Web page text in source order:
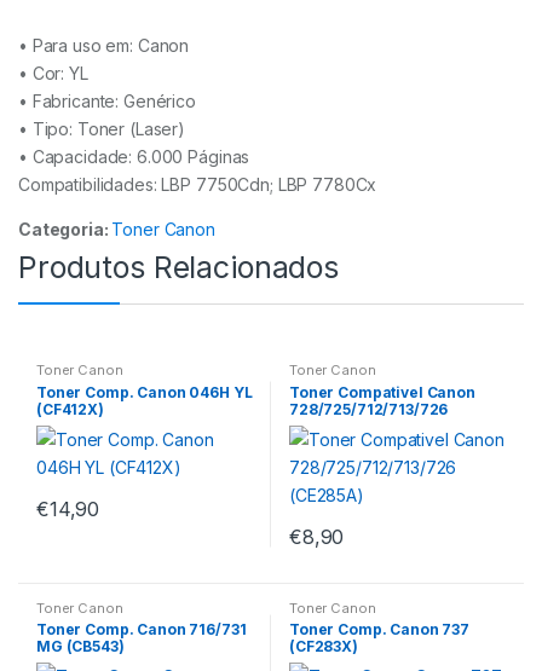
• Para uso em: Canon
• Cor: YL
• Fabricante:Genérico
• Tipo: Toner (Laser)
• Capacidade:6.000 Páginas
Compatibilidades: LBP 7750Cdn; LBP 7780Cx
Categoria: Toner Canon
Produtos Relacionados
Toner Canon
Toner Comp. Canon 046H YL
(CF412X)
€14,90
Toner Canon
Toner Compativel Canon
728/725/712/713/726
(CE285A)
€8,90
Toner Canon
Toner Comp. Canon 716/731
MG (CB543)
Toner Canon
Toner Comp. Canon 737
(CF283X)